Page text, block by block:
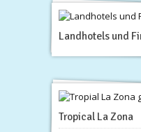
Landhotels und
Tropical La Zona